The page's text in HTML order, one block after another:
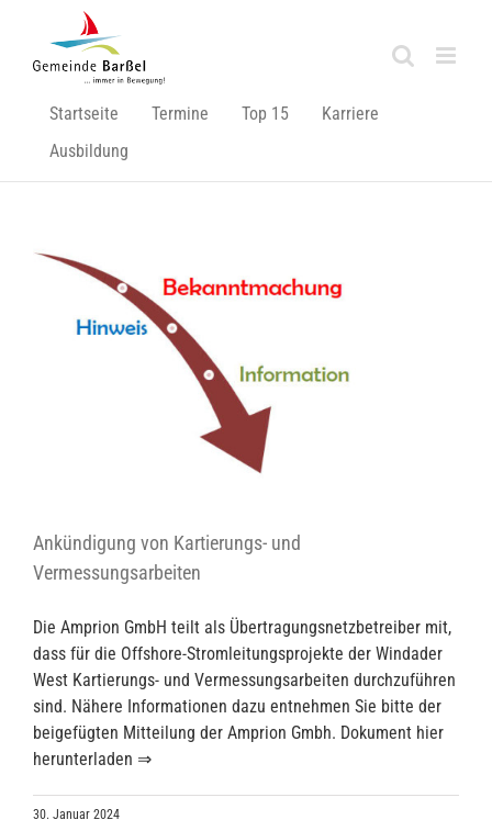
springen
Startseite Termine Top 15
Karriere
Ausbildung
Ankündigung von Kartierungs- und
Vermessungsarbeiten
Die Amprion GmbH teilt als Übertragungsnetzbetreiber mit,
dass für die Offshore-Stromleitungsprojekte der Windader
West Kartierungs- und Vermessungsarbeiten durchzuführen
sind. Nähere Informationen dazu entnehmen Sie bitte der
beigefügten Mitteilung der Amprion Gmbh. Dokument hier
herunterladen ⇒
30. Januar 2024